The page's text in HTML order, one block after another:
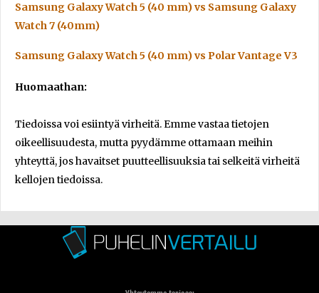
Samsung Galaxy Watch 5 (40 mm) vs Samsung Galaxy
Watch 7 (40mm)
Samsung Galaxy Watch 5 (40 mm) vs Polar Vantage V3
Huomaathan:
Tiedoissa voi esiintyä virheitä. Emme vastaa tietojen
oikeellisuudesta, mutta pyydämme ottamaan meihin
yhteyttä, jos havaitset puutteellisuuksia tai selkeitä virheitä
kellojen tiedoissa.